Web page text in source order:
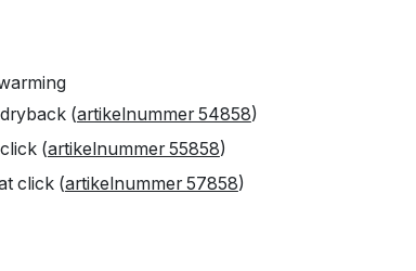
(artikelnummer 54858)
(artikelnummer 55858)
click (artikelnummer 57858)